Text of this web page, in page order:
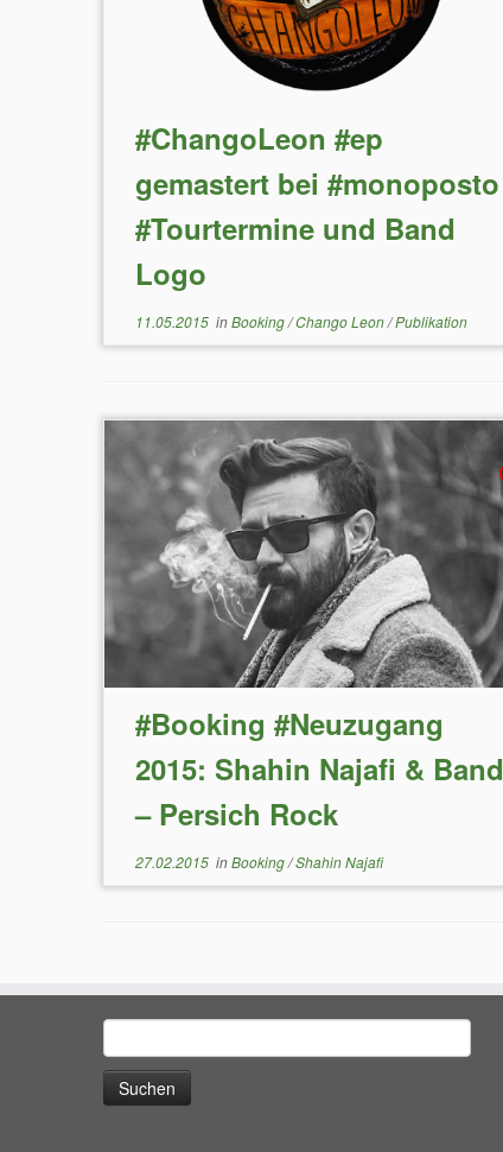
#ChangoLeon #ep
gemastert bei #monoposto
#Tourtermine und Band
Logo
11.05.2015inBooking/Chango Leon/Publikation
#Booking #Neuzugang
2015: Shahin Najafi & Band
– Persich Rock
27.02.2015inBooking/Shahin Najafi
nach: